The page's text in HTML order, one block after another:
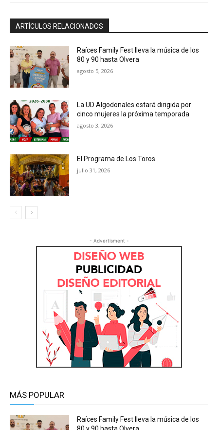
ARTÍCULOS RELACIONADOS
Raíces Family Fest lleva la música de los
80 y 90 hasta Olvera
agosto 5, 2026
La UD Algodonales estará dirigida por
cinco mujeres la próxima temporada
agosto 3, 2026
El Programa de Los Toros
julio 31, 2026
- Advertisment -
MÁS POPULAR
Raíces Family Fest lleva la música de los